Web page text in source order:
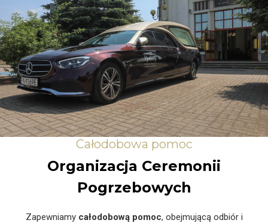
Całodobowa pomoc
Organizacja Ceremonii
Pogrzebowych
Zapewniamy całodobową pomoc, obejmującą odbiór i